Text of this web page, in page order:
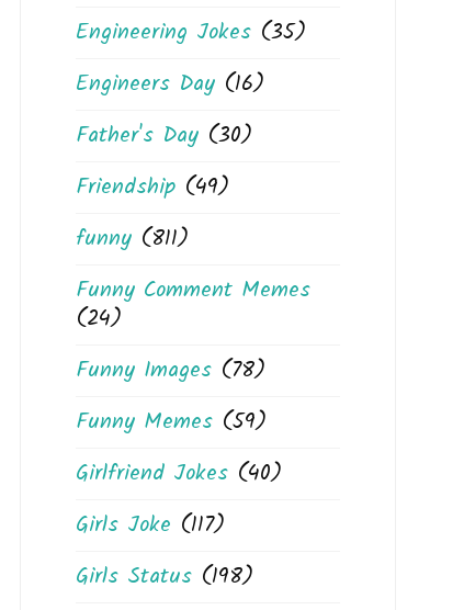
Engineering Jokes(35)
Engineers Day(16)
Father's Day(30)
Friendship(49)
funny(811)
Funny Comment Memes
(24)
Funny Images(78)
Funny Memes(59)
Girlfriend Jokes(40)
Girls Joke (117)
Girls Status(198)